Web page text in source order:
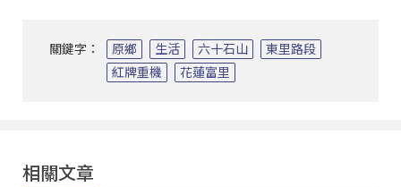
關鍵字： 原鄉 生活 六十石山
東里路段
紅牌重機
花蓮富里
相關文章